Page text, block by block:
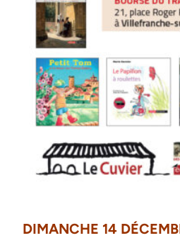
DIMANCHE 14